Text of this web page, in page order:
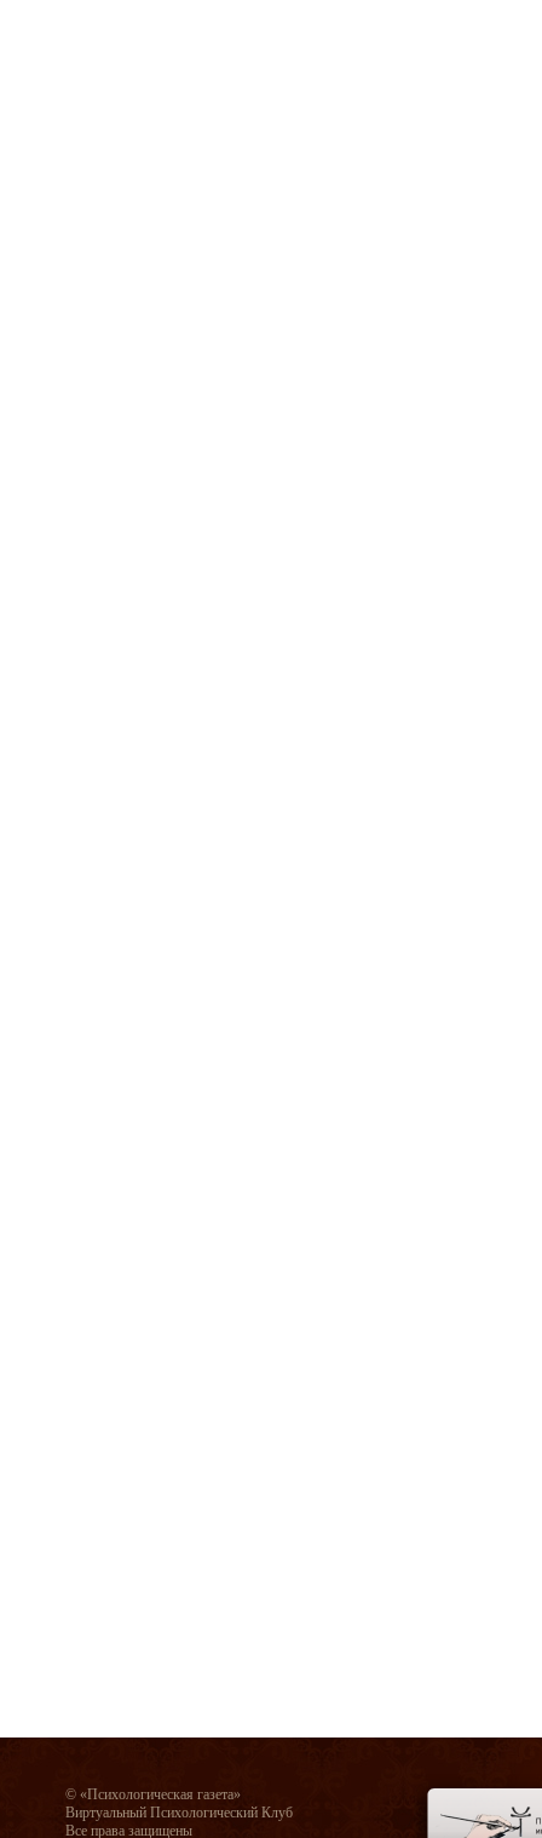
© «Психологическая газета»
Виртуальный Психологический Клуб
Все права защищены